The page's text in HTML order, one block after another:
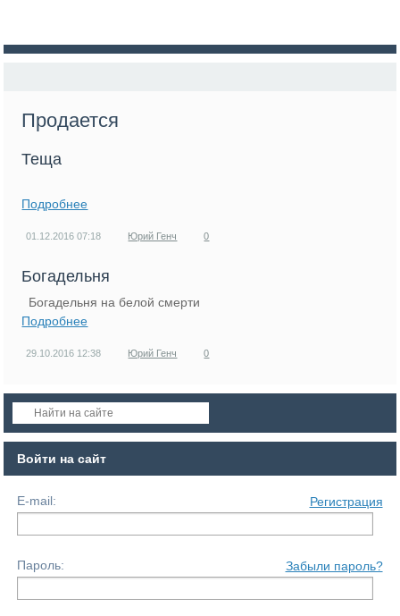
Продается
Теща
Подробнее
01.12.201607:18 Юрий Генч 0
Богадельня
Богадельня на белой смерти
Подробнее
29.10.2016 12:38 Юрий Генч 0
Войти на сайт
E-mail: Регистрация
Пароль: Забыли пароль?